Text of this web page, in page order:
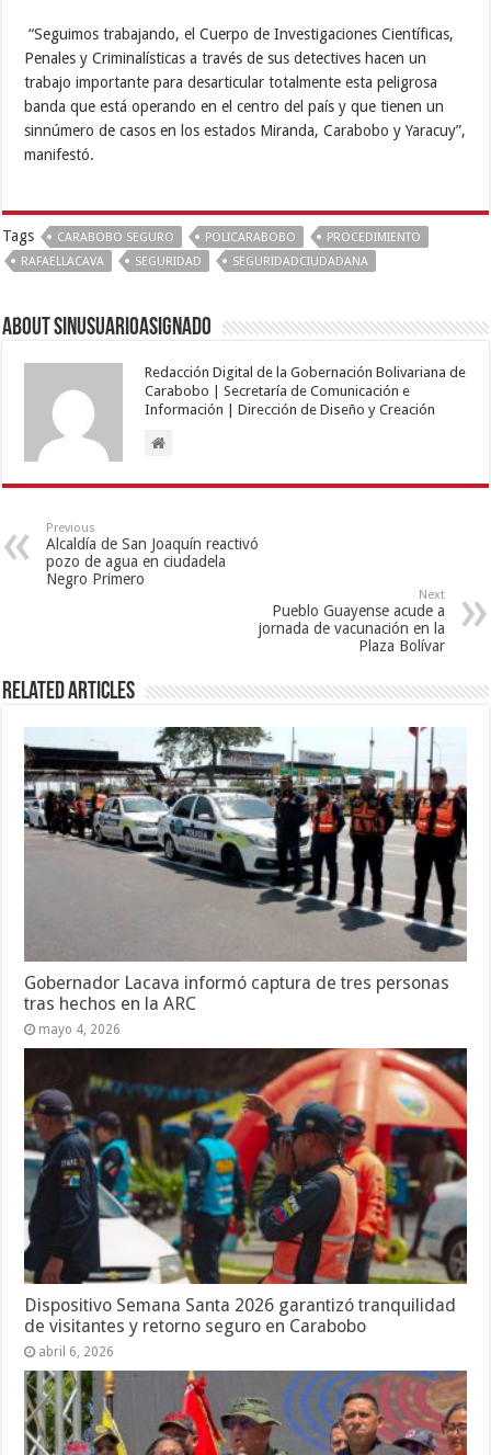
“Seguimos trabajando, el Cuerpo de Investigaciones Científicas,
Penales y Criminalísticas a través de sus detectives hacen un
trabajo importante para desarticular totalmente esta peligrosa
banda que está operando en el centro del país y que tienen un
sinnúmero de casos en los estados Miranda, Carabobo y Yaracuy”,
manifestó.
Tags CARABOBO SEGURO POLICARABOBO
PROCEDIMIENTO
RAFAELLACAVA
SEGURIDAD SEGURIDADCIUDADANA
About sinusuarioasignado
Redacción Digital de la Gobernación Bolivariana de
Carabobo | Secretaría de Comunicación e
Información | Dirección de Diseño y Creación
Previous
Alcaldía de San Joaquín reactivó
pozo de agua en ciudadela
Negro Primero
Next
Pueblo Guayense acude a
jornada de vacunación en la
Plaza Bolívar
Related Articles
Gobernador Lacava informó captura de tres personas
tras hechos en la ARC
mayo 4, 2026
Dispositivo Semana Santa 2026 garantizó tranquilidad
de visitantes y retorno seguro en Carabobo
abril 6, 2026